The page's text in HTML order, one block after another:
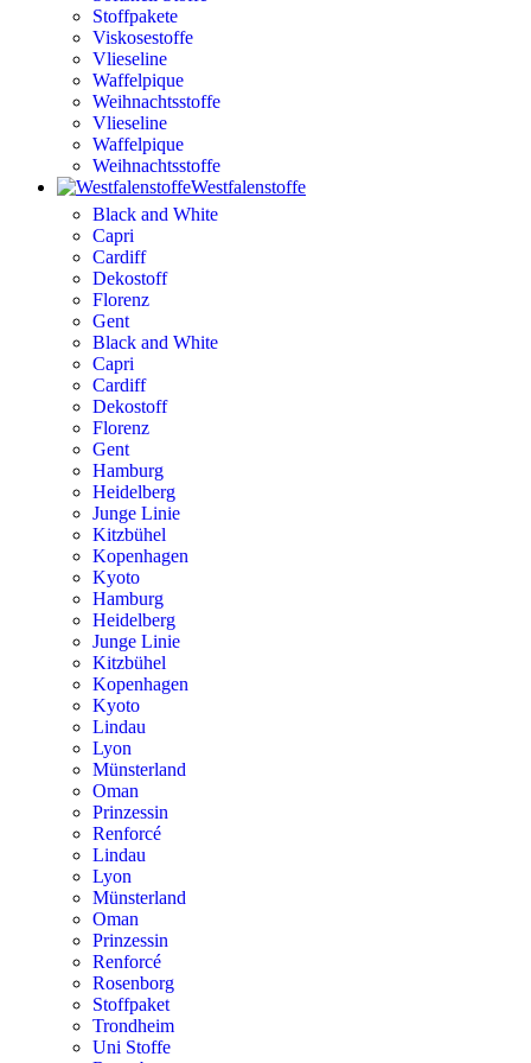
Stoffpakete
Viskosestoffe
Vlieseline
Waffelpique
Weihnachtsstoffe
Vlieseline
Waffelpique
Weihnachtsstoffe
Westfalenstoffe
Black and White
Capri
Cardiff
Dekostoff
Florenz
Gent
Black and White
Capri
Cardiff
Dekostoff
Florenz
Gent
Hamburg
Heidelberg
Junge Linie
Kitzbühel
Kopenhagen
Kyoto
Hamburg
Heidelberg
Junge Linie
Kitzbühel
Kopenhagen
Kyoto
Lindau
Lyon
Münsterland
Oman
Prinzessin
Renforcé
Lindau
Lyon
Münsterland
Oman
Prinzessin
Renforcé
Rosenborg
Stoffpaket
Trondheim
Uni Stoffe